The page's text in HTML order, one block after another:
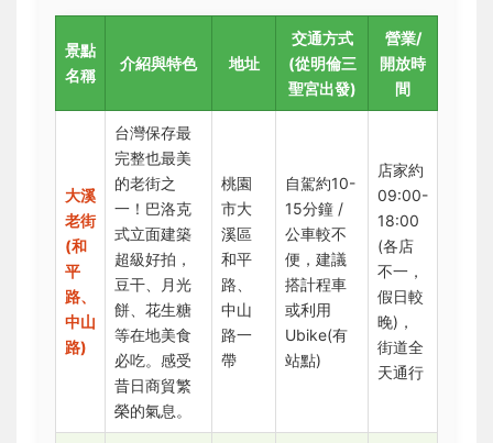
景點
名稱
介紹與特色 地址
交通方式
(從明倫三
聖宮出發)
營業/
開放時
間
大溪
老街
(和
平
路、
中山
路)
台灣保存最
完整也最美
的老街之
一！巴洛克
式立面建築
超級好拍，
豆干、月光
餅、花生糖
等在地美食
必吃。感受
昔日商貿繁
榮的氣息。
桃園
市大
溪區
和平
路、
中山
路一
帶
自駕約10-
15分鐘 /
公車較不
便，建議
搭計程車
或利用
Ubike(有
站點)
店家約
09:00-
18:00
(各店
不一，
假日較
晚)，
街道全
天通行